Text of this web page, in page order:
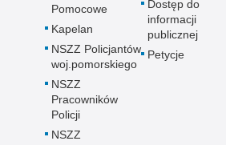
Pomocowe
Kapelan
NSZZ Policjantów
woj.pomorskiego
NSZZ
Pracowników
Policji
NSZZ
Dostęp do
informacji
publicznej
Petycje